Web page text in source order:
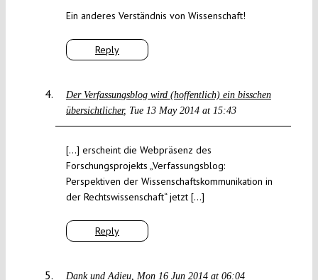
Reply
Ein anderes Verständnis von Wissenschaft!
Der Verfassungsblog wird (hoffentlich) ein bisschen
übersichtlicher
Tue 13 May 2014 at 15:43
Reply
[…] erscheint die Webpräsenz des
Forschungsprojekts „Verfassungsblog:
Perspektiven der Wissenschaftskommunikation in
der Rechtswissenschaft“ jetzt […]
Dank und Adieu Mon 16 Jun 2014 at 06:04